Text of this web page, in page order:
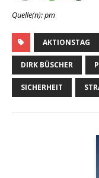
Quelle(n): pm
AKTIONSTAG
DIRK BÜSCHER
SICHERHEIT